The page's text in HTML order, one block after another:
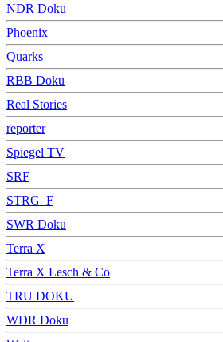
NDR Doku
Phoenix
Quarks
RBB Doku
Real Stories
reporter
Spiegel TV
SRF
STRG_F
SWR Doku
Terra X
Terra X Lesch & Co
TRU DOKU
WDR Doku